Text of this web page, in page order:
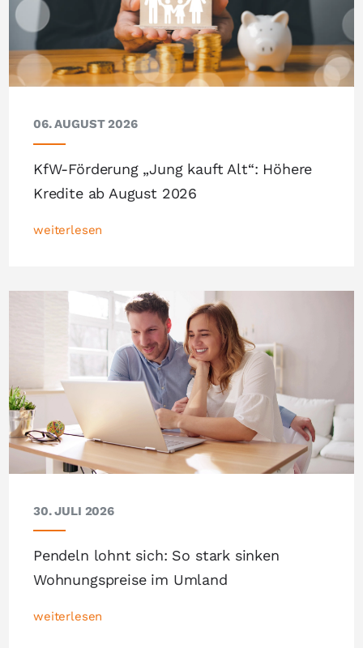
06. AUGUST 2026
KfW-Förderung „Jung kauft Alt“: Höhere
Kredite ab August 2026
weiterlesen
30. JULI 2026
Pendeln lohnt sich: So stark sinken
Wohnungspreise im Umland
weiterlesen